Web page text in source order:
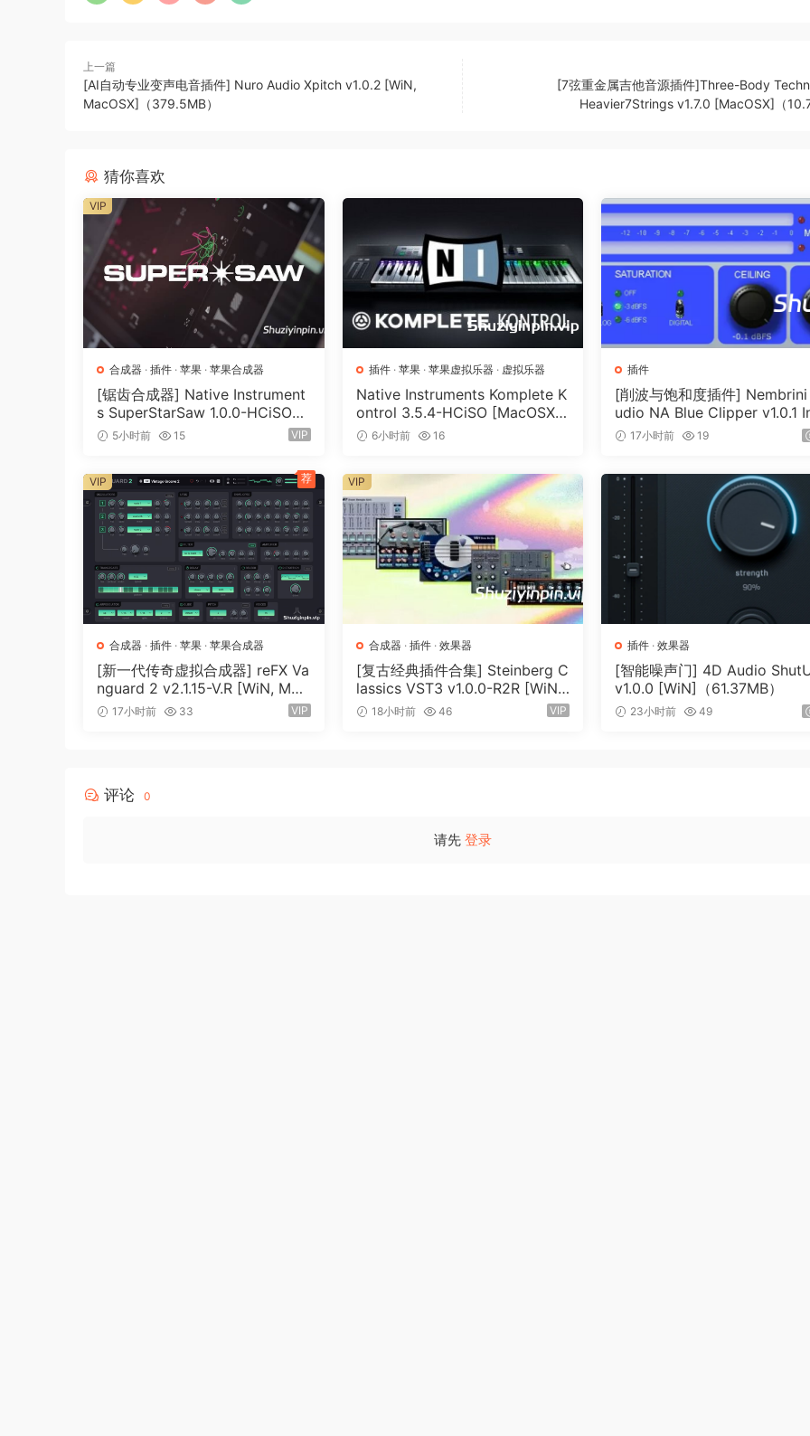
在此模块中，您可以选择（激活）均衡器（单元）将处理的通道。
from the ground up for fast, efficient work on mid/side, stereo and the objects, the beds (fixed channels)
immersive mixing environments.
The EQP-1A based on Classic Program Equalizer from the ’60s, original EQ is renowned for its unique
boost and cut the same frequencies simultaneously, thereby creating a resonant shelf, the EQP-1A
models the overbuilt transformers and complex tube amplifiers of the original hardware.
SPECIFICATIONS
– 20, 30, 60, 100 Hz shelf boost;
– 20, 30, 60, 100 Hz shelf attenuate;
– 3, 4, 5, 8, 10, 12, 16 kHz peak boost;
– 5, 10, 20 kHz shelf attenuate;
– Dedicated workflows for immersive formats;
– Process entire grouped speaker zones using Channel Linking;
– 4 independent equalizers in one.
Conceived and created for broadband equalization, the EQP-1A features four low boost/cut frequencies,
high-cut frequencies and seven HF boost points, along with a bandwidth control for shaping the high
curve.
Fx Selection
This module allows you to select a equalizer from four available. The equalizers are arranged in series,
LFE, etc.
You can rename Fx Buttons for ease of use. To rename the selected Fx button, right-click on the button.
上一篇
[AI自动专业变声电音插件] Nuro Audio Xpitch v1.0.2 [WiN,
MacOSX]（379.5MB）
[7弦重金属吉他音源插件]Three-Body
Heavier7Strings v1.7.0 [MacOSX]（
猜你喜欢
合成器 · 插件 · 苹果 · 苹果合成器
[锯齿合成器] Native Instrument
s SuperStarSaw 1.0.0-HCiSO
[MacOSX]（182.43MB）
5小时前 15 VIP
VIP
插件· 苹果· 苹果虚拟乐器· 虚拟乐器
Native Instruments Komplete K
ontrol 3.5.4-HCiSO [MacOSX]
（ 823.17MB）
6小时前 16
插件
[削波与饱和度插件]
udio NA Blue Clipper v1.0.1
Keygen-R2R [WiN]（11.2MB
17小时前 19
合成器 · 插件 · 苹果 · 苹果合成器
[新一代传奇虚拟合成器] reFX Va
nguard 2 v2.1.15-V.R [WiN, Mac
OSX]（184MB+240MB）
17小时前 33 VIP
VIP 荐
合成器· 插件· 效果器
[复古经典插件合集] Steinberg C
lassics VST3 v1.0.0-R2R [WiN]
（27.9MB）
18小时前 46 VIP
VIP
插件 ·效果器
[智能噪声门] 4D Audio
v1.0.0 [WiN]（61.37MB）
23小时前 49
评论 0
请先 登录